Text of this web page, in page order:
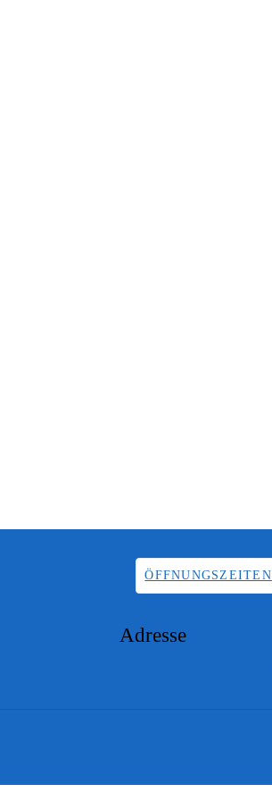
ÖFFNUNGSZEITEN
Adresse